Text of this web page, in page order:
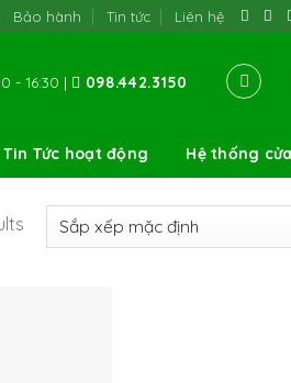
Bảo hành Tin tức Liên hệ
- 16:30 | 098.442.3150
Tin Tức hoạt động Hệ thống